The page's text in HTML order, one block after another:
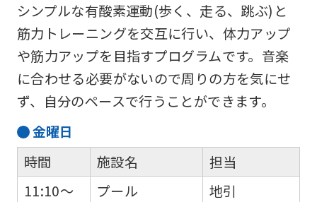
シンプルな有酸素運動(歩く、走る、跳ぶ)と
筋力トレーニングを交互に行い、体力アップ
や筋力アップを目指すプログラムです。音楽
に合わせる必要がないので周りの方を気にせ
ず、自分のペースで行うことができます。
金曜日
時間
11:10～
施設名
プール
担当
地引
translation
service,
the
Japanese
version
this
website